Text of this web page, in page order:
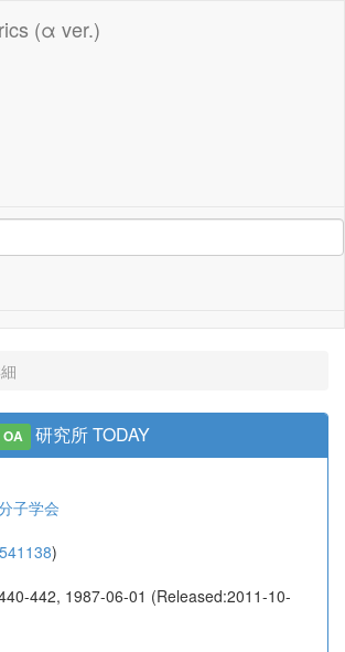
(α ver.)
OA 研究所 TODAY
子学会
)
442, 1987-06-01 (Released:2011-10-